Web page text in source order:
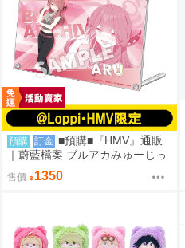
預購 訂金 ■預購■『HMV』通販
｜蔚藍檔案 ブルアカみゅーじっ
く♪3D LIVE『便利屋68』壓克力
板。[0912]
售價 1350